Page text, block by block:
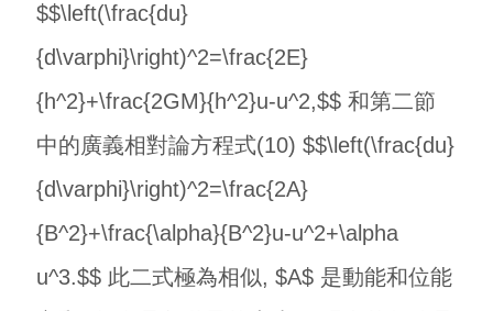
$$\left(\frac{du}
{d\varphi}\right)^2=\frac{2E}
{h^2}+\frac{2GM}{h^2}u-u^2,$$ 和第二節
中的廣義相對論方程式(10) $$\left(\frac{du}
{d\varphi}\right)^2=\frac{2A}
{B^2}+\frac{\alpha}{B^2}u-u^2+\alpha
u^3.$$ 此二式極為相似, $A$ 是動能和位能